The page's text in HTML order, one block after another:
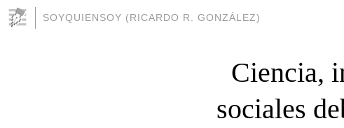
SOYQUIENSOY (RICARDO R. GONZÁLEZ)
Ciencia,
sociales